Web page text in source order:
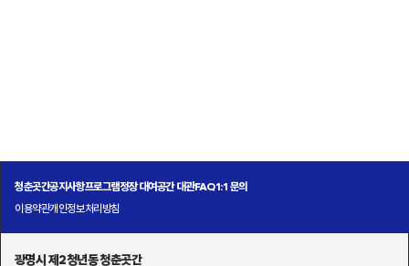
청춘곳간공지사항프로그램정장 대여공간 대관FAQ1:1 문의
이용약관개인정보처리방침
광명시 제2청년동 청춘곳간